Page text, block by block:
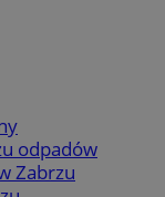
odpadów
Zabrzu